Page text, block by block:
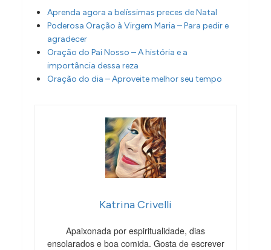
Aprenda agora a belíssimas preces de Natal
Poderosa Oração à Virgem Maria – Para pedir e
agradecer
Oração do Pai Nosso – A história e a
importância dessa reza
Oração do dia – Aproveite melhor seu tempo
Katrina Crivelli
Apaixonada por espiritualidade, dias
ensolarados e boa comida. Gosta de escrever